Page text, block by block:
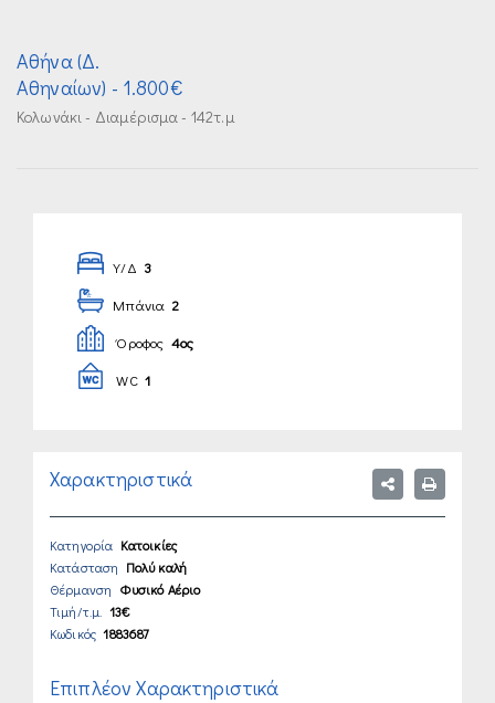
Αθήνα (Δ.
Αθηναίων) - 1.800€
Κολωνάκι - Διαμέρισμα - 142τ.μ
Υ/Δ 3
Μπάνια 2
Όροφος 4ος
WC 1
Χαρακτηριστικά
Κατηγορία Κατοικίες
Κατάσταση Πολύ καλή
Θέρμανση Φυσικό Αέριο
Τιμή/τ.μ. 13€
Κωδικός 1883687
Επιπλέον Χαρακτηριστικά